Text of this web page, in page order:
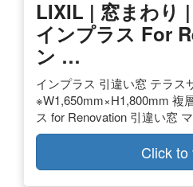
LIXIL | 窓まわり
インプラス For
ン …
インプラス 引違い窓 テラス
※W1,650mm×H1,800mm 複
ス for Renovation 引違い窓
Click to